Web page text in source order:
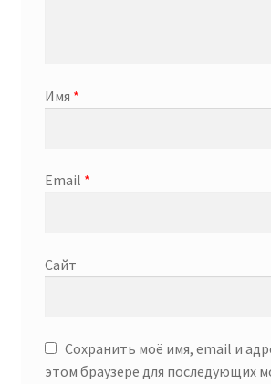
Имя *
Email *
Сайт
Сохранить моё имя, email и
этом браузере для последующих